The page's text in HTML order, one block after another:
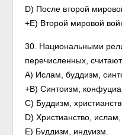
D) После второй
+E) Второй мировой
30. Национальными
перечисленных,
A) Ислам, буддизм,
+B) Синтоизм,
C) Буддизм,
D) Христианство, ислам,
E) Буддизм, индуизм.